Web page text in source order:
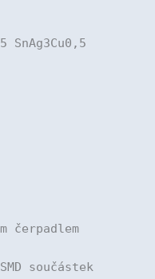
SnAg3Cu0,5
čerpadlem
součástek